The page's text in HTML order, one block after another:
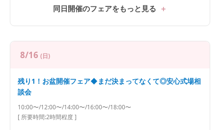
同日開催のフェアをもっと見る
8/16 (日)
残り1！お盆開催フェア◆まだ決まってなくて◎安心式場相
談会
10:00〜/12:00〜/14:00〜/16:00〜/18:00〜
[ 所要時間:2時間程度]